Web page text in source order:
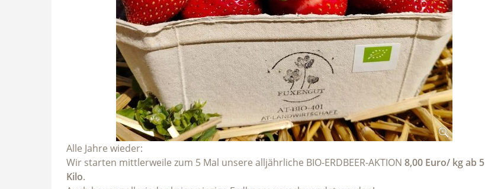
Alle Jahre wieder:
Wir starten mittlerweile zum 5 Mal unsere alljährliche BIO-ERDBEER-AKTION 8,00 Euro/ kg ab 5
Kilo.